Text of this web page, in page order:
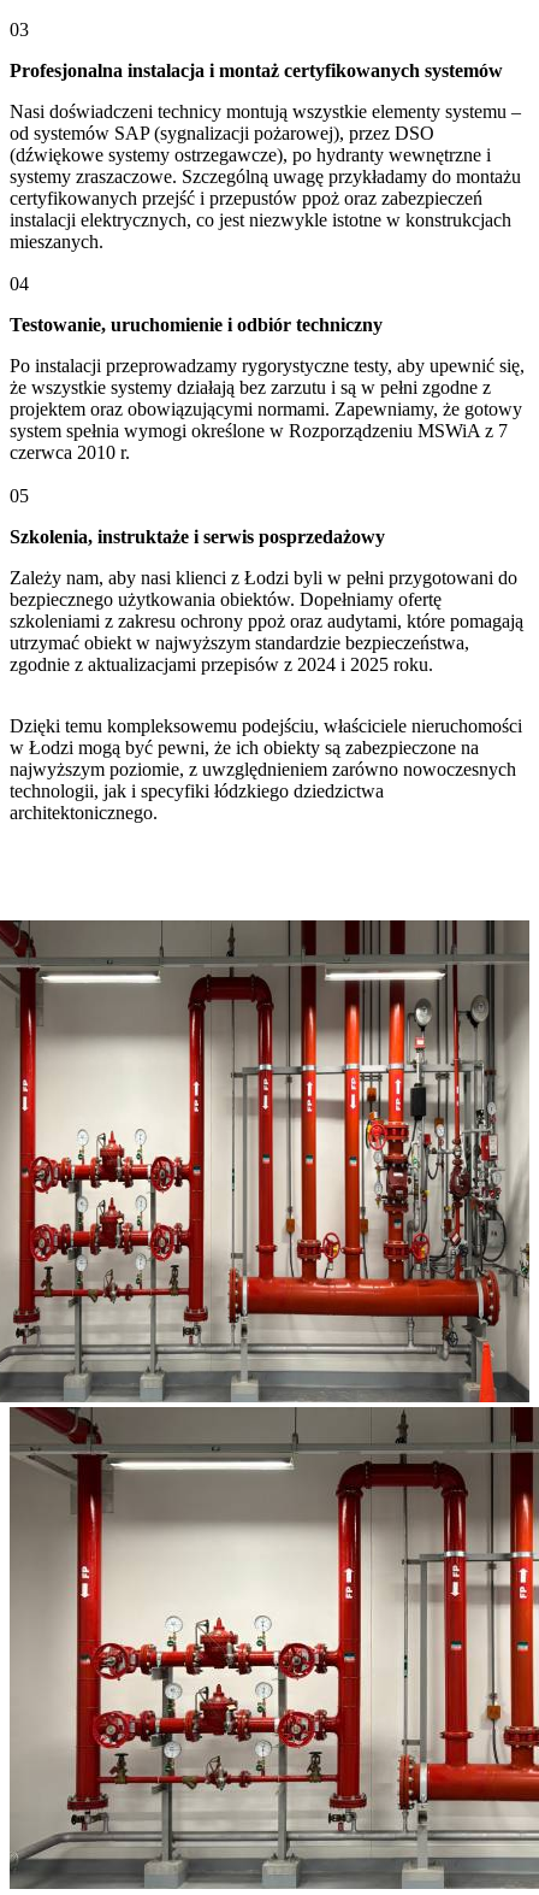
03
Profesjonalna instalacja i montaż certyfikowanych systemów
Nasi doświadczeni technicy montują wszystkie elementy systemu –
od systemów SAP (sygnalizacji pożarowej), przez DSO
(dźwiękowe systemy ostrzegawcze), po hydranty wewnętrzne i
systemy zraszaczowe. Szczególną uwagę przykładamy do montażu
certyfikowanych przejść i przepustów ppoż oraz zabezpieczeń
instalacji elektrycznych, co jest niezwykle istotne w konstrukcjach
mieszanych.
04
Testowanie, uruchomienie i odbiór techniczny
Po instalacji przeprowadzamy rygorystyczne testy, aby upewnić się,
że wszystkie systemy działają bez zarzutu i są w pełni zgodne z
projektem oraz obowiązującymi normami. Zapewniamy, że gotowy
system spełnia wymogi określone w Rozporządzeniu MSWiA z 7
czerwca 2010 r.
05
Szkolenia, instruktaże i serwis posprzedażowy
Zależy nam, aby nasi klienci z Łodzi byli w pełni przygotowani do
bezpiecznego użytkowania obiektów. Dopełniamy ofertę
szkoleniami z zakresu ochrony ppoż oraz audytami, które pomagają
utrzymać obiekt w najwyższym standardzie bezpieczeństwa,
zgodnie z aktualizacjami przepisów z 2024 i 2025 roku.
Dzięki temu kompleksowemu podejściu, właściciele nieruchomości
w Łodzi mogą być pewni, że ich obiekty są zabezpieczone na
najwyższym poziomie, z uwzględnieniem zarówno nowoczesnych
technologii, jak i specyfiki łódzkiego dziedzictwa
architektonicznego.